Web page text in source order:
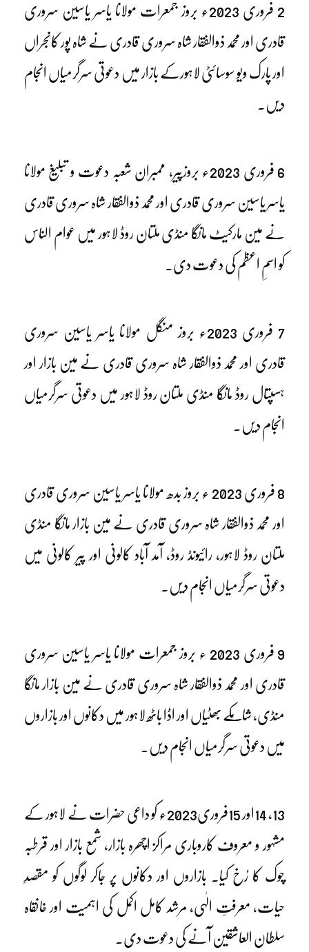
2 فروری 2023ء بروز جمعرات مولانا یاسر یاسین سروری
قادری اور محمد ذوالفقار شاہ سروری قادری نے شاہ پور کانجراں
اور پارک ویو سوسائٹی لاہورکے بازار میں دعوتی سرگرمیاں انجام
دیں۔
6 فروری 2023ء بروزپیر، ممبران شعبہ دعوت و تبلیغ مولانا
یاسر یاسین سروری قادری اور محمد ذوالفقار شاہ سروری قادری
نے مین مارکیٹ مانگا منڈی ملتان روڈ لاہور میں عوام الناس
کو اسمِ اعظم کی دعوت دی۔
7 فروری 2023ء بروز منگل مولانا یاسر یاسین سروری
قادری اور محمد ذوالفقار شاہ سروری قادری نے مین بازار اور
ہسپتال روڈ مانگا منڈی ملتان روڈ لاہور میں دعوتی سرگرمیاں
انجام دیں۔
8 فروری 2023 ء بروز بدھ مولانا یاسر یاسین سروری قادری
اور محمد ذوالفقار شاہ سروری قادری نے مین بازار مانگا منڈی
ملتان روڈ لاہور، رائیونڈ روڈ، آمد آباد کالونی اور پیر کالونی میں
دعوتی سرگرمیاں انجام دیں۔
9 فروری 2023 ء بروز جمعرات مولانا یاسر یاسین سروری
قادری اور محمد ذوالفقار شاہ سروری قادری نے مین بازار مانگا
منڈی، شامکے بھٹیاں اور اڈا باٹھ لاہور میں دکانوں اور بازاروں
میں دعوتی سرگرمیاں انجام دیں۔
13، 14اور 15فروری2023ء کو داعی حضرات نے لاہور کے
مشہور و معروف کاروباری مراکز اچھرہ بازار، شمع بازار اور قرطبہ
چوک کا رُخ کیا۔ بازاروں اور دکانوں پر جاکر لوگوں کو مقصدِ
حیات، معرفتِ الٰہی، مرشد کامل اکمل کی اہمیت اور خانقاہ
سلطان العاشقین آنے کی دعوت دی۔